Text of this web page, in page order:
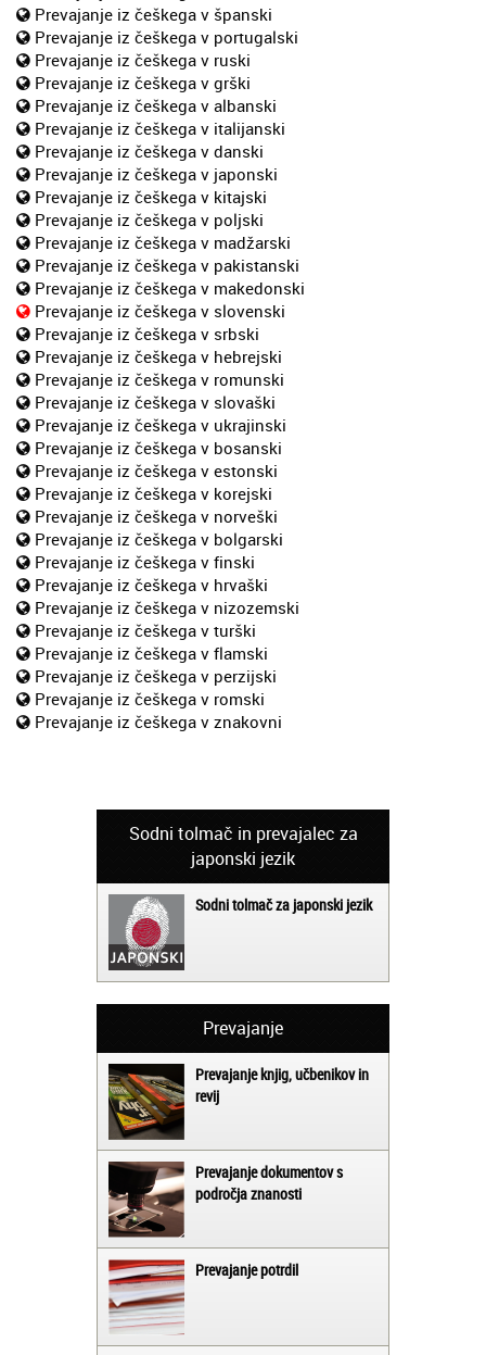
Prevajanje iz češkega v španski
Prevajanje iz češkega v portugalski
Prevajanje iz češkega v ruski
Prevajanje iz češkega v grški
Prevajanje iz češkega v albanski
Prevajanje iz češkega v italijanski
Prevajanje iz češkega v danski
Prevajanje iz češkega v japonski
Prevajanje iz češkega v kitajski
Prevajanje iz češkega v poljski
Prevajanje iz češkega v madžarski
Prevajanje iz češkega v pakistanski
Prevajanje iz češkega v makedonski
Prevajanje iz češkega v slovenski
Prevajanje iz češkega v srbski
Prevajanje iz češkega v hebrejski
Prevajanje iz češkega v romunski
Prevajanje iz češkega v slovaški
Prevajanje iz češkega v ukrajinski
Prevajanje iz češkega v bosanski
Prevajanje iz češkega v estonski
Prevajanje iz češkega v korejski
Prevajanje iz češkega v norveški
Prevajanje iz češkega v bolgarski
Prevajanje iz češkega v finski
Prevajanje iz češkega v hrvaški
Prevajanje iz češkega v nizozemski
Prevajanje iz češkega v turški
Prevajanje iz češkega v flamski
Prevajanje iz češkega v perzijski
Prevajanje iz češkega v romski
Prevajanje iz češkega v znakovni
Sodni tolmač in prevajalec za
japonski jezik
Sodni tolmač za japonski jezik
Prevajanje
Prevajanje knjig, učbenikov in
revij
Prevajanje dokumentov s
področja znanosti
Prevajanje potrdil